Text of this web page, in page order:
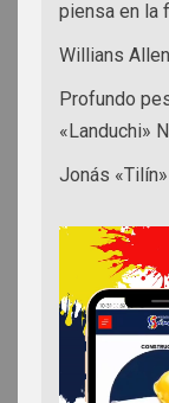
piensa en la
Willians
Profundo
«Landuchi»
Jonás